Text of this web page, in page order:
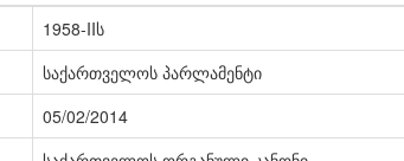
1958-IIს
საქართველოს პარლამენტი
05/02/2014